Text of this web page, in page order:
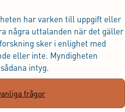
har varken till uppgift eller
några uttalanden när det gäller
sker i enlighet med
eller inte. Myndigheten
intyg.
frågor